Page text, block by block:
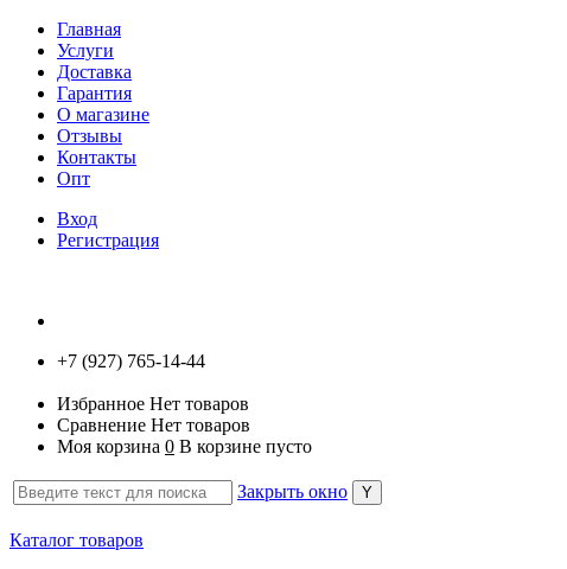
Главная
Услуги
Доставка
Гарантия
О магазине
Отзывы
Контакты
Опт
Вход
Регистрация
+7 (927) 765-14-44
Избранное Нет товаров
Сравнение Нет товаров
Моя корзина 0 В корзине пусто
Закрыть окно
Каталог товаров